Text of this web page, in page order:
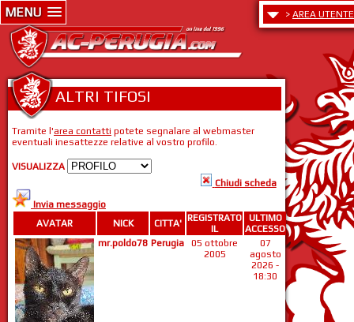
MENU > AREA UTENTE
ALTRI TIFOSI
Tramite l'area contatti potete segnalare al webmaster
eventuali inesattezze relative al vostro profilo.
VISUALIZZA
Chiudi scheda
Invia messaggio
AVATAR
NICK CITTA'
REGISTRATO
IL
ULTIMO
ACCESSO
mr.poldo78 Perugia
05 ottobre
2005
07
agosto
2026 -
18:30